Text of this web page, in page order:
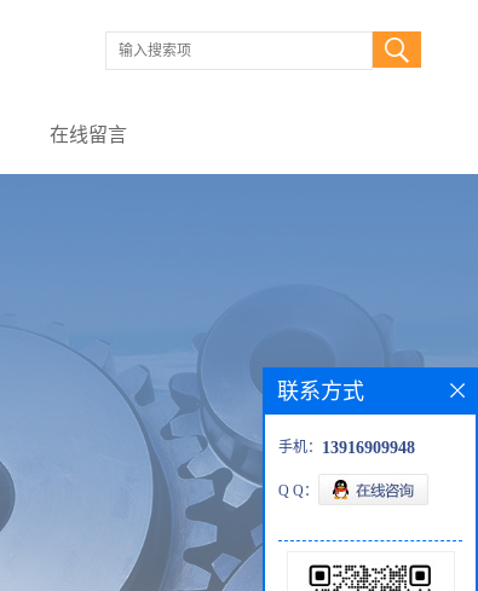
在线留言
联系方式
手机： 13916909948
Q Q：